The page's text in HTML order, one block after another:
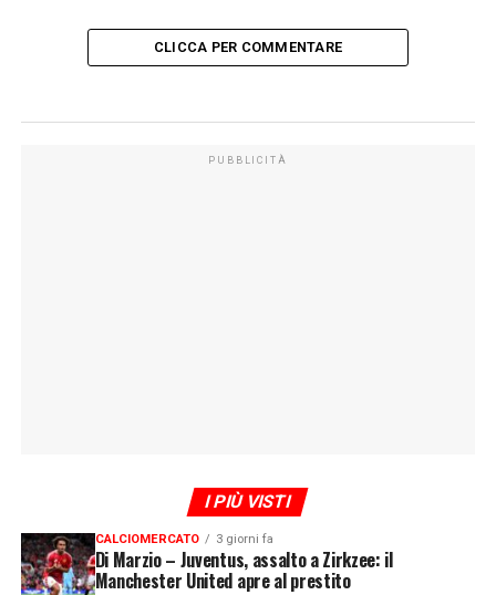
CLICCA PER COMMENTARE
PUBBLICITÀ
I PIÙ VISTI
CALCIOMERCATO 3 giorni fa
Di Marzio – Juventus, assalto a Zirkzee: il
Manchester United apre al prestito